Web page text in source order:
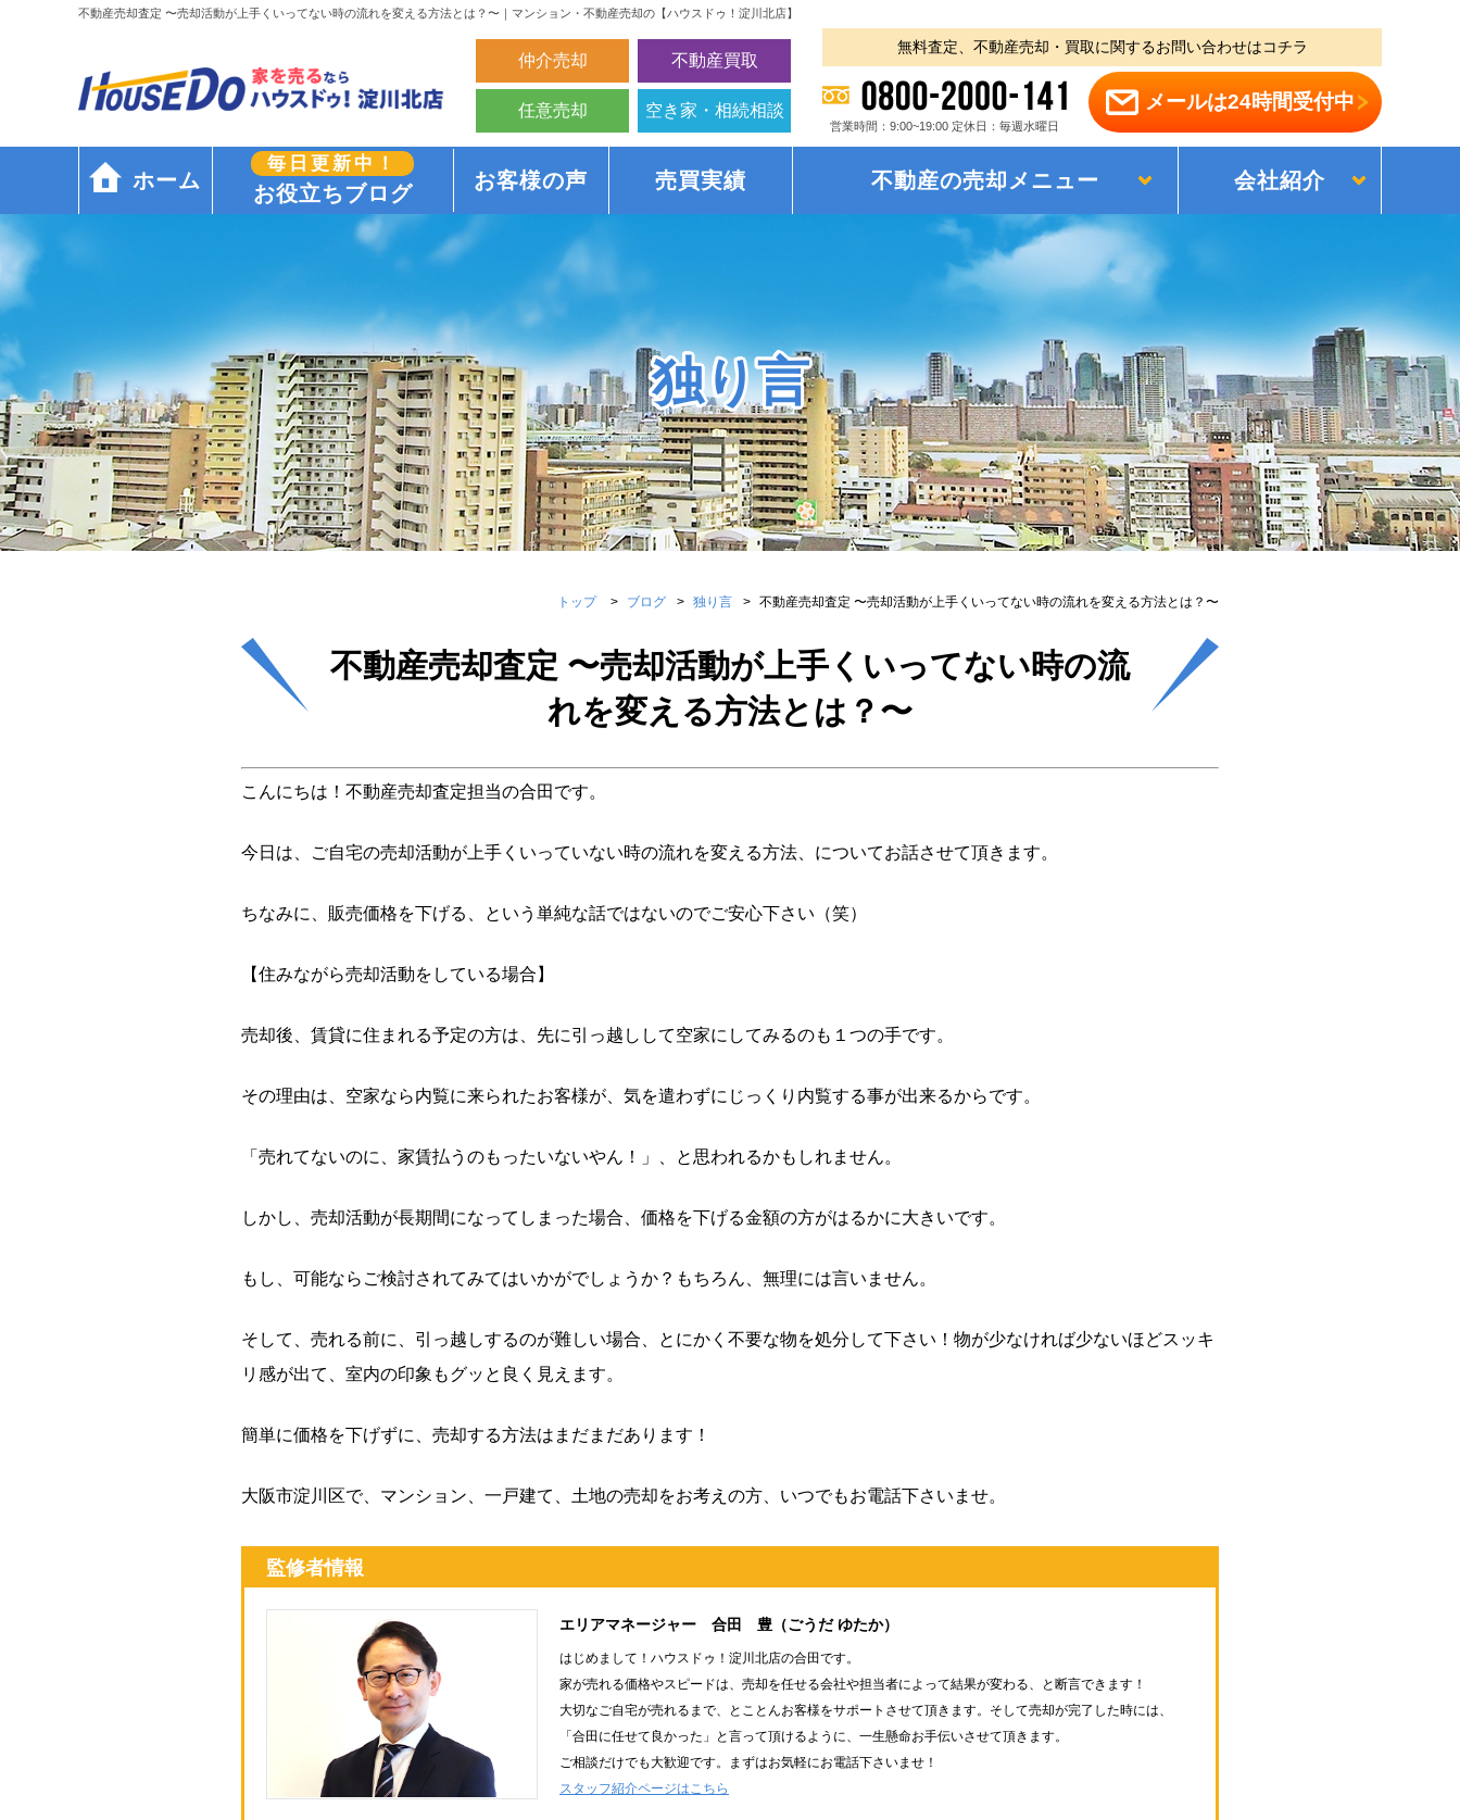
不動産売却査定 〜売却活動が上手くいってない時の流れを変える方法とは？〜｜マンション・不動産売却の【ハウスドゥ！淀川北店】
仲介売却 不動産買取
任意売却 空き家・相続相談
無料査定、不動産売却・買取に関するお問い合わせはコチラ
営業時間：9:00~19:00 定休日：毎週水曜日
メールは24時間受付中
ホーム
お役立ちブログ
毎日更新中！
お客様の声 売買実績 不動産の売却メニュー 会社紹介
独り言
トップ ブログ 独り言 不動産売却査定 〜売却活動が上手くいってない時の流れを変える方法とは？〜
不動産売却査定 〜売却活動が上手くいってない時の流
れを変える方法とは？〜
こんにちは！不動産売却査定担当の合田です。
今日は、ご自宅の売却活動が上手くいっていない時の流れを変える方法、についてお話させて頂きます。
ちなみに、販売価格を下げる、という単純な話ではないのでご安心下さい（笑）
【住みながら売却活動をしている場合】
売却後、賃貸に住まれる予定の方は、先に引っ越しして空家にしてみるのも１つの手です。
その理由は、空家なら内覧に来られたお客様が、気を遣わずにじっくり内覧する事が出来るからです。
「売れてないのに、家賃払うのもったいないやん！」、と思われるかもしれません。
しかし、売却活動が長期間になってしまった場合、価格を下げる金額の方がはるかに大きいです。
もし、可能ならご検討されてみてはいかがでしょうか？もちろん、無理には言いません。
そして、売れる前に、引っ越しするのが難しい場合、とにかく不要な物を処分して下さい！物が少なければ少ないほどスッキ
リ感が出て、室内の印象もグッと良く見えます。
簡単に価格を下げずに、売却する方法はまだまだあります！
大阪市淀川区で、マンション、一戸建て、土地の売却をお考えの方、いつでもお電話下さいませ。
監修者情報
エリアマネージャー 合田 豊（ごうだ ゆたか）
はじめまして！ハウスドゥ！淀川北店の合田です。
家が売れる価格やスピードは、売却を任せる会社や担当者によって結果が変わる、と断言できます！
大切なご自宅が売れるまで、とことんお客様をサポートさせて頂きます。そして売却が完了した時には、
「合田に任せて良かった」と言って頂けるように、一生懸命お手伝いさせて頂きます。
ご相談だけでも大歓迎です。まずはお気軽にお電話下さいませ！
スタッフ紹介ページはこちら